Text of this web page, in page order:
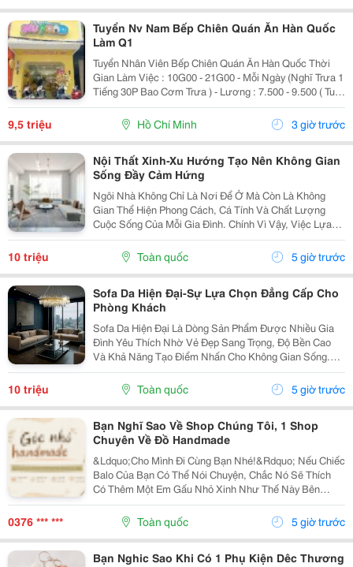
Tuyển Nv Nam Bếp Chiên Quán Ăn Hàn Quốc
Làm Q1
Tuyển Nhân Viên Bếp Chiên Quán Ăn Hàn Quốc Thời
Gian Làm Việc : 10G00 - 21G00 - Mỗi Ngày (Nghĩ Trưa 1
Tiếng 30P Bao Cơm Trưa ) - Lương : 7.500 - 9.500 ( Tuỳ
Theo Năng Lực ) Mô Tả Công Việc: - Bếp Chiên : Sử
Dụng Được Chảo Non Biết Chiên...
9,5 triệu Hồ Chí Minh 3 giờ trước
Nội Thất Xinh-Xu Hướng Tạo Nên Không Gian
Sống Đầy Cảm Hứng
Ngôi Nhà Không Chỉ Là Nơi Để Ở Mà Còn Là Không
Gian Thể Hiện Phong Cách, Cá Tính Và Chất Lượng
Cuộc Sống Của Mỗi Gia Đình. Chính Vì Vậy, Việc Lựa
Chọn Nội Thất Xinh Đang Trở Thành Xu Hướng Được
Nhiều Người Quan Tâm Khi Muốn Biến Không Gian
Sống Trở...
10 triệu Toàn quốc 5 giờ trước
Sofa Da Hiện Đại-Sự Lựa Chọn Đẳng Cấp Cho
Phòng Khách
Sofa Da Hiện Đại Là Dòng Sản Phẩm Được Nhiều Gia
Đình Yêu Thích Nhờ Vẻ Đẹp Sang Trọng, Độ Bền Cao
Và Khả Năng Tạo Điểm Nhấn Cho Không Gian Sống.
Với Thiết Kế Tinh Tế Cùng Chất Liệu Da Cao Cấp, Sofa
Không Chỉ Mang Lại Cảm Giác Thoải Mái Mà Còn Thể...
10 triệu Toàn quốc 5 giờ trước
Bạn Nghĩ Sao Về Shop Chúng Tôi, 1 Shop
Chuyên Về Đồ Handmade
&Ldquo;Cho Mình Đi Cùng Bạn Nhé!&Rdquo; Nếu Chiếc
Balo Của Bạn Có Thể Nói Chuyện, Chắc Nó Sẽ Thích
Có Thêm Một Em Gấu Nhỏ Xinh Như Thế Này Bên
Cạnh. Từ Những Buổi Đi Học, Đi Làm, Đi Cà Phê Hay
Những Chuyến Đi Chơi Cuối Tuần, Em Móc Khóa Gấu
Bông...
0376 *** *** Toàn quốc 5 giờ trước
Bạn Nghic Sao Khi Có 1 Phụ Kiện Dêc Thương